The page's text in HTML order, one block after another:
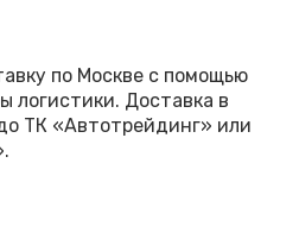
по Москве с помощью
логистики. Доставка в
ТК «Автотрейдинг» или